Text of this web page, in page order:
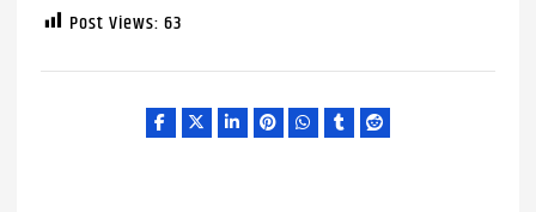
Post Views: 63